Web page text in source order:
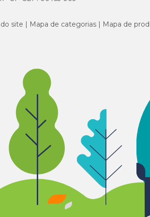
site Mapa de categorias Mapa de